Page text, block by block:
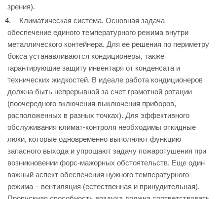
зрения).
Климатическая система. Основная задача –
обеспечение единого температурного режима внутри
металлического контейнера. Для ее решения по периметру
бокса устанавливаются кондиционеры, также
гарантирующие защиту инвентаря от конденсата и
технических жидкостей. В идеале работа кондиционеров
должна быть непрерывной за счет грамотной ротации
(поочередного включения-выключения приборов,
расположенных в разных точках). Для эффективного
обслуживания климат-контроля необходимы откидные
люки, которые одновременно выполняют функцию
запасного выхода и упрощают задачу пожаротушения при
возникновении форс-мажорных обстоятельств. Еще один
важный аспект обеспечения нужного температурного
режима – вентиляция (естественная и принудительная).